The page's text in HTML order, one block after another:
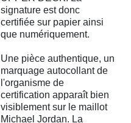
signature est donc
certifiée sur papier ainsi
que numériquement.
Une pièce authentique, un
marquage autocollant de
l'organisme de
certification apparaît bien
visiblement sur le maillot
Michael Jordan. La